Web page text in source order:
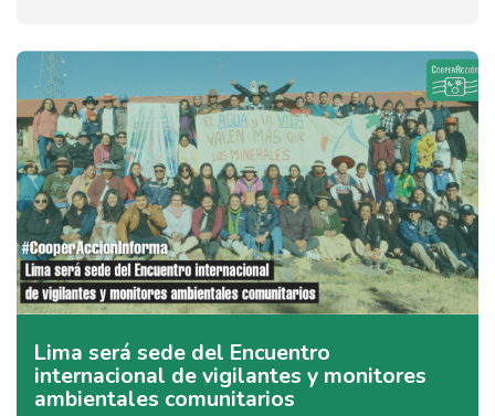
Lima será sede del Encuentro
internacional de vigilantes y monitores
ambientales comunitarios